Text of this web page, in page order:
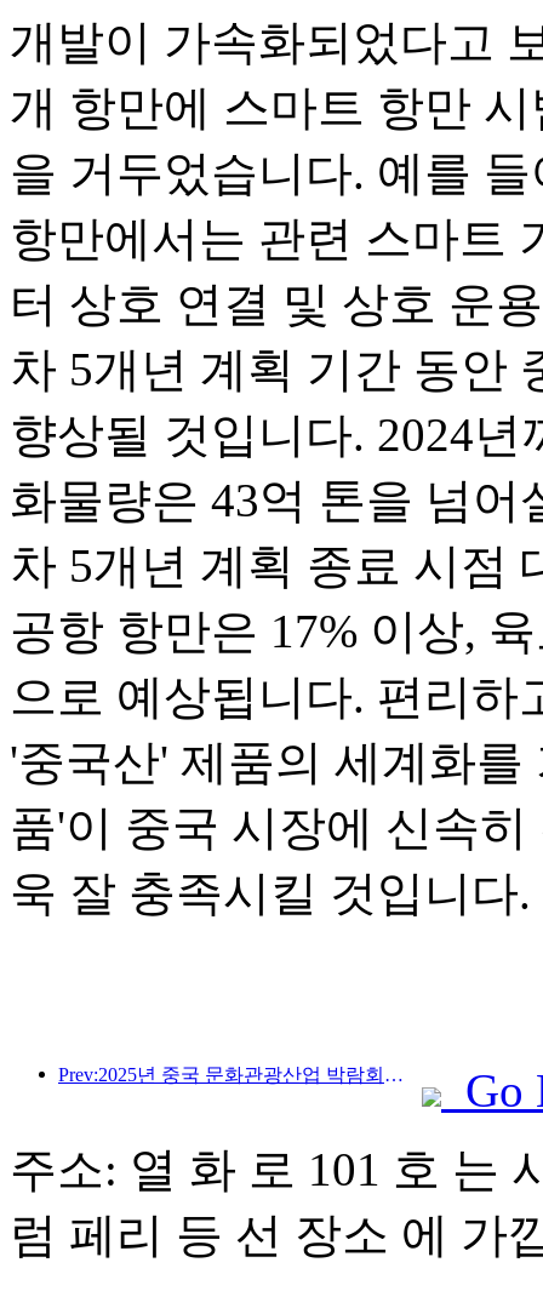
개발이 가속화되었다고
개 항만에 스마트 항만
을 거두었습니다. 예를
항만에서는 관련 스마트
터 상호 연결 및 상호 운
차 5개년 계획 기간 동안
향상될 것입니다. 2024
화물량은 43억 톤을 넘
차 5개년 계획 종료 시점
공항 항만은 17% 이상,
으로 예상됩니다. 편리
'중국산' 제품의 세계화
품'이 중국 시장에 신속
욱 잘 충족시킬 것입니다.
Prev:2025년 중국 문화관광산업 박람회는 9월 12일부터 14일까지 우한에서 개최됩니다.
Go
주소: 열 화 로 101 호 는
럼 페리 등 선 장소 에 가